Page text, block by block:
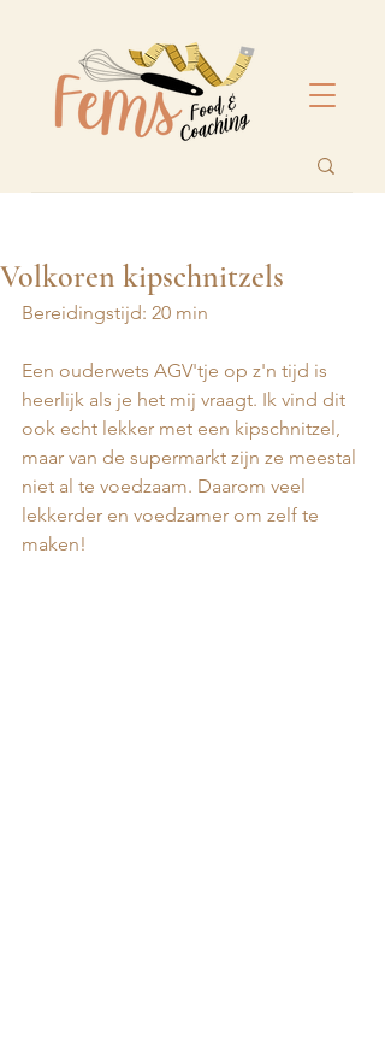
Volkoren kipschnitzels
Bereidingstijd: 20 min
Een ouderwets AGV'tje op z'n tijd is
heerlijk als je het mij vraagt. Ik vind dit
ook echt lekker met een kipschnitzel,
maar van de supermarkt zijn ze meestal
niet al te voedzaam. Daarom veel
lekkerder en voedzamer om zelf te
maken!